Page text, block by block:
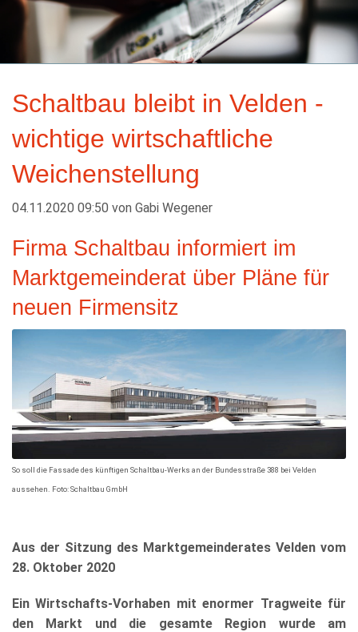
RATHAUS
VELDEN
GESCHICHTE
LEBEN+WOHNEN
BILDUNG+SOZIALES
KULTUR
FREIZEIT
GEWERBE
Schaltbau bleibt in Velden -
wichtige wirtschaftliche
Weichenstellung
04.11.2020 09:50 von Gabi Wegener
Firma Schaltbau informiert im
Marktgemeinderat über Pläne für
neuen Firmensitz
So soll die Fassade des künftigen Schaltbau-Werks an der Bundesstraße 388 bei Velden
aussehen. Foto: Schaltbau GmbH
Aus der Sitzung des Marktgemeinderates Velden vom
28. Oktober 2020
Ein Wirtschafts-Vorhaben mit enormer Tragweite für
den Markt und die gesamte Region wurde am